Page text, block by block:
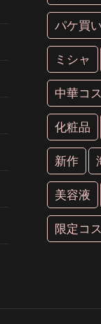
パケ買い
ミシャ
中華コ
化粧品
新作
美容液
限定コ